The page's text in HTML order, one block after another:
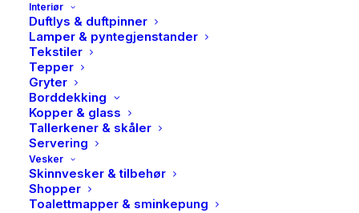
Interiør
Duftlys & duftpinner
Lamper & pyntegjenstander
Tekstiler
Tepper
Gryter
Borddekking
Kopper & glass
Tallerkener & skåler
Servering
Vesker
Skinnvesker & tilbehør
Shopper
Toalettmapper & sminkepung